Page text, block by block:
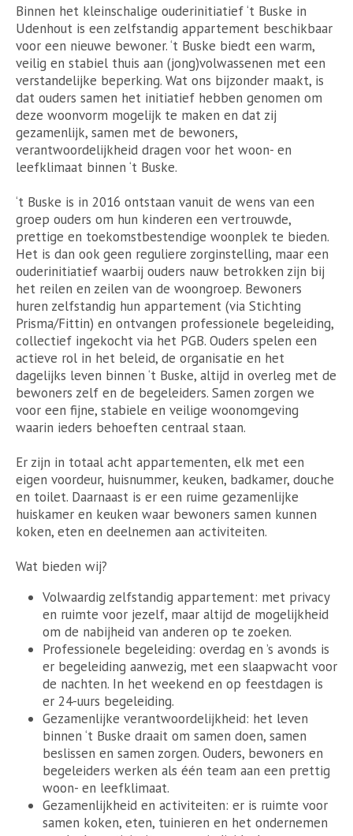
Binnen het kleinschalige ouderinitiatief ‘t Buske in
Udenhout is een zelfstandig appartement beschikbaar
voor een nieuwe bewoner. ‘t Buske biedt een warm,
veilig en stabiel thuis aan (jong)volwassenen met een
verstandelijke beperking. Wat ons bijzonder maakt, is
dat ouders samen het initiatief hebben genomen om
deze woonvorm mogelijk te maken en dat zij
gezamenlijk, samen met de bewoners,
verantwoordelijkheid dragen voor het woon- en
leefklimaat binnen ‘t Buske.
‘t Buske is in 2016 ontstaan vanuit de wens van een
groep ouders om hun kinderen een vertrouwde,
prettige en toekomstbestendige woonplek te bieden.
Het is dan ook geen reguliere zorginstelling, maar een
ouderinitiatief waarbij ouders nauw betrokken zijn bij
het reilen en zeilen van de woongroep. Bewoners
huren zelfstandig hun appartement (via Stichting
Prisma/Fittin) en ontvangen professionele begeleiding,
collectief ingekocht via het PGB. Ouders spelen een
actieve rol in het beleid, de organisatie en het
dagelijks leven binnen ‘t Buske, altijd in overleg met de
bewoners zelf en de begeleiders. Samen zorgen we
voor een fijne, stabiele en veilige woonomgeving
waarin ieders behoeften centraal staan.
Er zijn in totaal acht appartementen, elk met een
eigen voordeur, huisnummer, keuken, badkamer, douche
en toilet. Daarnaast is er een ruime gezamenlijke
huiskamer en keuken waar bewoners samen kunnen
koken, eten en deelnemen aan activiteiten.
Wat bieden wij?
Volwaardig zelfstandig appartement: met privacy
en ruimte voor jezelf, maar altijd de mogelijkheid
om de nabijheid van anderen op te zoeken.
Professionele begeleiding: overdag en ’s avonds is
er begeleiding aanwezig, met een slaapwacht voor
de nachten. In het weekend en op feestdagen is
er 24-uurs begeleiding.
Gezamenlijke verantwoordelijkheid: het leven
binnen ‘t Buske draait om samen doen, samen
beslissen en samen zorgen. Ouders, bewoners en
begeleiders werken als één team aan een prettig
woon- en leefklimaat.
Gezamenlijkheid en activiteiten: er is ruimte voor
samen koken, eten, tuinieren en het ondernemen